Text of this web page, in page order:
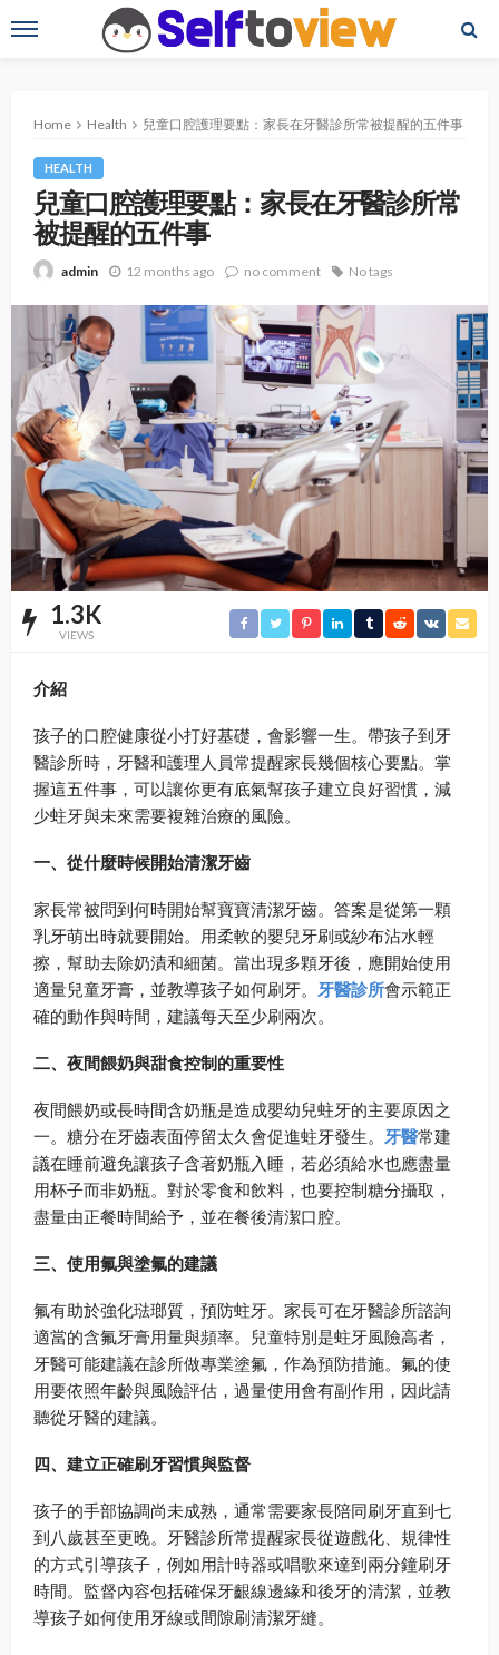
Home Health 兒童口腔護理要點：家長在牙醫診所常被提醒的五件事
HEALTH
兒童口腔護理要點：家長在牙醫診所常
被提醒的五件事
admin 12 months ago no comment No tags
1.3K
VIEWS
介紹
孩子的口腔健康從小打好基礎，會影響一生。帶孩子到牙
醫診所時，牙醫和護理人員常提醒家長幾個核心要點。掌
握這五件事，可以讓你更有底氣幫孩子建立良好習慣，減
少蛀牙與未來需要複雜治療的風險。
一、從什麼時候開始清潔牙齒
家長常被問到何時開始幫寶寶清潔牙齒。答案是從第一顆
乳牙萌出時就要開始。用柔軟的嬰兒牙刷或紗布沾水輕
擦，幫助去除奶漬和細菌。當出現多顆牙後，應開始使用
適量兒童牙膏，並教導孩子如何刷牙。 牙醫診所會示範正
確的動作與時間，建議每天至少刷兩次。
二、夜間餵奶與甜食控制的重要性
夜間餵奶或長時間含奶瓶是造成嬰幼兒蛀牙的主要原因之
一。糖分在牙齒表面停留太久會促進蛀牙發生。 牙醫常建
議在睡前避免讓孩子含著奶瓶入睡，若必須給水也應盡量
用杯子而非奶瓶。對於零食和飲料，也要控制糖分攝取，
盡量由正餐時間給予，並在餐後清潔口腔。
三、使用氟與塗氟的建議
氟有助於強化琺瑯質，預防蛀牙。家長可在牙醫診所諮詢
適當的含氟牙膏用量與頻率。兒童特別是蛀牙風險高者，
牙醫可能建議在診所做專業塗氟，作為預防措施。氟的使
用要依照年齡與風險評估，過量使用會有副作用，因此請
聽從牙醫的建議。
四、建立正確刷牙習慣與監督
孩子的手部協調尚未成熟，通常需要家長陪同刷牙直到七
到八歲甚至更晚。牙醫診所常提醒家長從遊戲化、規律性
的方式引導孩子，例如用計時器或唱歌來達到兩分鐘刷牙
時間。監督內容包括確保牙齦線邊緣和後牙的清潔，並教
導孩子如何使用牙線或間隙刷清潔牙縫。